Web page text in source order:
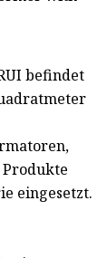
befindet
eingesetzt.